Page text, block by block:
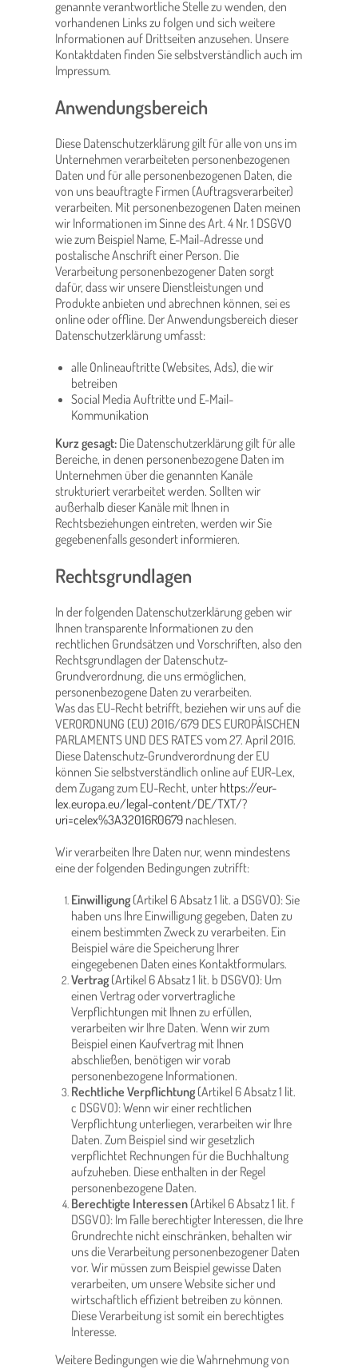
genannte verantwortliche Stelle zu wenden, den
vorhandenen Links zu folgen und sich weitere
Informationen auf Drittseiten anzusehen. Unsere
Kontaktdaten finden Sie selbstverständlich auch im
Impressum.
Anwendungsbereich
Diese Datenschutzerklärung gilt für alle von uns im
Unternehmen verarbeiteten personenbezogenen
Daten und für alle personenbezogenen Daten, die
von uns beauftragte Firmen (Auftragsverarbeiter)
verarbeiten. Mit personenbezogenen Daten meinen
wir Informationen im Sinne des Art. 4 Nr. 1 DSGVO
wie zum Beispiel Name, E-Mail-Adresse und
postalische Anschrift einer Person. Die
Verarbeitung personenbezogener Daten sorgt
dafür, dass wir unsere Dienstleistungen und
Produkte anbieten und abrechnen können, sei es
online oder offline. Der Anwendungsbereich dieser
Datenschutzerklärung umfasst:
alle Onlineauftritte (Websites, Ads), die wir
betreiben
Social Media Auftritte und E-Mail-
Kommunikation
Kurz gesagt:Die Datenschutzerklärung gilt für alle
Bereiche, in denen personenbezogene Daten im
Unternehmen über die genannten Kanäle
strukturiert verarbeitet werden. Sollten wir
außerhalb dieser Kanäle mit Ihnen in
Rechtsbeziehungen eintreten, werden wir Sie
gegebenenfalls gesondert informieren.
Rechtsgrundlagen
In der folgenden Datenschutzerklärung geben wir
Ihnen transparente Informationen zu den
rechtlichen Grundsätzen und Vorschriften, also den
Rechtsgrundlagen der Datenschutz-
Grundverordnung, die uns ermöglichen,
personenbezogene Daten zu verarbeiten.
Was das EU-Recht betrifft, beziehen wir uns auf die
VERORDNUNG (EU) 2016/679 DES EUROPÄISCHEN
PARLAMENTS UND DES RATES vom 27. April 2016.
Diese Datenschutz-Grundverordnung der EU
können Sie selbstverständlich online auf EUR-Lex,
dem Zugang zum EU-Recht, unter https://eur-
lex.europa.eu/legal-content/DE/TXT/?
uri=celex%3A32016R0679nachlesen.
Wir verarbeiten Ihre Daten nur, wenn mindestens
eine der folgenden Bedingungen zutrifft:
Einwilligung(Artikel 6 Absatz 1 lit. a DSGVO): Sie
haben uns Ihre Einwilligung gegeben, Daten zu
einem bestimmten Zweck zu verarbeiten. Ein
Beispiel wäre die Speicherung Ihrer
eingegebenen Daten eines Kontaktformulars.
Vertrag(Artikel 6 Absatz 1 lit. b DSGVO): Um
einen Vertrag oder vorvertragliche
Verpflichtungen mit Ihnen zu erfüllen,
verarbeiten wir Ihre Daten. Wenn wir zum
Beispiel einen Kaufvertrag mit Ihnen
abschließen, benötigen wir vorab
personenbezogene Informationen.
Rechtliche Verpflichtung(Artikel 6 Absatz 1 lit.
c DSGVO): Wenn wir einer rechtlichen
Verpflichtung unterliegen, verarbeiten wir Ihre
Daten. Zum Beispiel sind wir gesetzlich
verpflichtet Rechnungen für die Buchhaltung
aufzuheben. Diese enthalten in der Regel
personenbezogene Daten.
Berechtigte Interessen(Artikel 6 Absatz 1 lit. f
DSGVO): Im Falle berechtigter Interessen, die Ihre
Grundrechte nicht einschränken, behalten wir
uns die Verarbeitung personenbezogener Daten
vor. Wir müssen zum Beispiel gewisse Daten
verarbeiten, um unsere Website sicher und
wirtschaftlich effizient betreiben zu können.
Diese Verarbeitung ist somit ein berechtigtes
Interesse.
Weitere Bedingungen wie die Wahrnehmung von